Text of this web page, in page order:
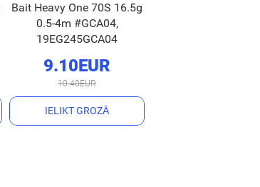
Bait Heavy One 70S 16.5g
0.5-4m #GCA04,
19EG245GCA04
9.10EUR
10.40EUR
IELIKT GROZĀ